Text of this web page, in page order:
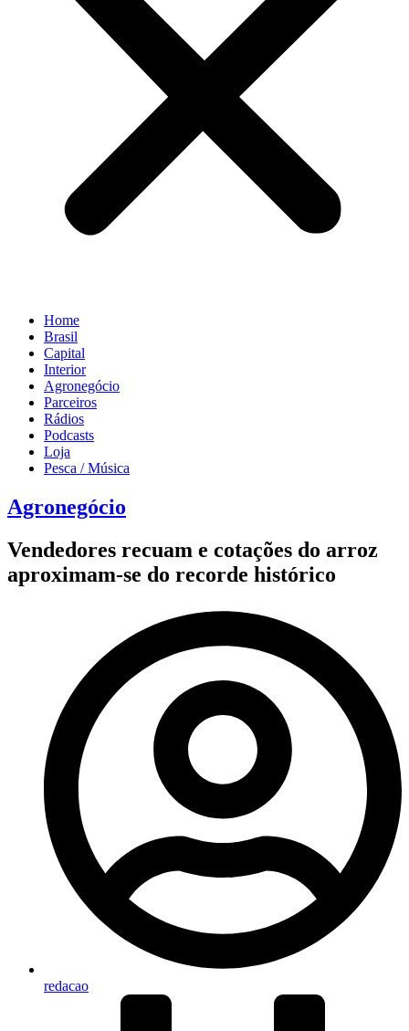
Home
Brasil
Capital
Interior
Agronegócio
Parceiros
Rádios
Podcasts
Loja
Pesca / Música
Agronegócio
Vendedores recuam e cotações do arroz
aproximam-se do recorde histórico
redacao